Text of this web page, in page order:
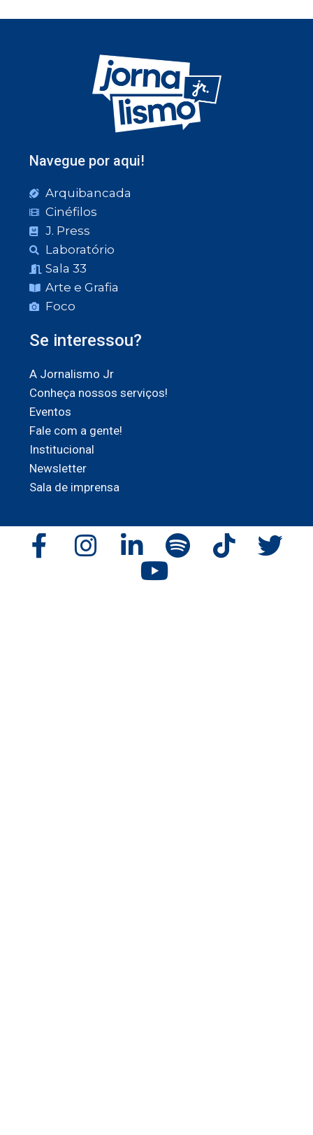
Navegue por aqui!
Arquibancada
Cinéfilos
J. Press
Laboratório
Sala 33
Arte e Grafia
Foco
Se interessou?
A Jornalismo Jr
Conheça nossos serviços!
Eventos
Fale com a gente!
Institucional
Newsletter
Sala de imprensa